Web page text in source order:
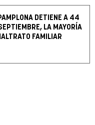
DETIENE A 44
LA MAYORÍA
FAMILIAR